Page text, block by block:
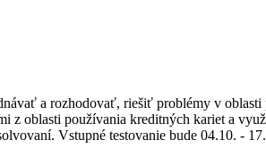
a rozhodovať, riešiť problémy v
z oblasti používania kreditných kariet a
Vstupné testovanie bude 04.10. -